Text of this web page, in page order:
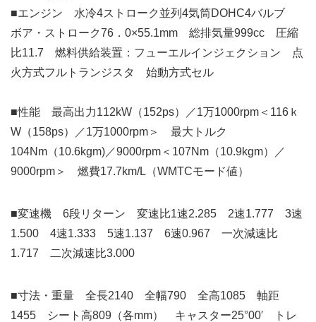
■エンジン 水冷4ストローク並列4気筒DOHC4バルブ
ボア・ストローク76．0×55.1mm 総排気量999cc 圧縮
比11.7 燃料供給装置：フューエルインジェクション 点
火方式フルトランジスタ 始動方式セル
■性能 最高出力112kW（152ps）／1万1000rpm＜116ｋ
W（158ps）／1万1000rpm＞ 最大トルク
104Nm（10.6kgm)／9000rpm＜107Nm（10.9kgm）／
9000rpm＞ 燃費17.7km/L（WMTCモード値）
■変速機 6段リターン 変速比1速2.285 2速1.777 3速
1.500 4速1.333 5速1.137 6速0.967 一次減速比
1.717 二次減速比3.000
■寸法・重量 全長2140 全幅790 全高1085 軸距
1455 シート高809（各mm） キャスター25°00′ トレ